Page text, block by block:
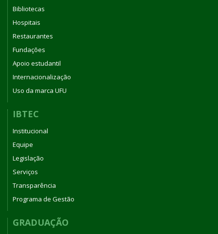
Bibliotecas
Hospitais
Restaurantes
Fundações
Apoio estudantil
Internacionalização
Uso da marca UFU
IBTEC
Institucional
Equipe
Legislação
Serviços
Transparência
Programa de Gestão
GRADUAÇÃO